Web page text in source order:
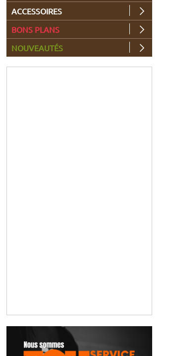
ACCESSOIRES
BONS PLANS
NOUVEAUTÉS